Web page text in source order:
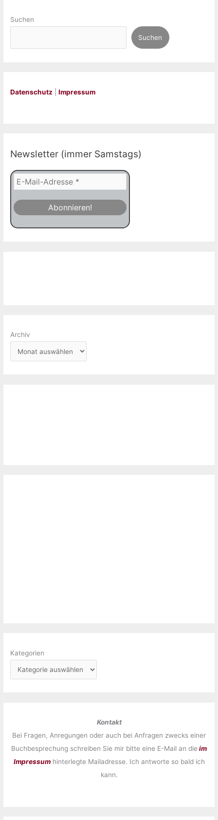
Suchen
Suchen
Datenschutz |Impressum
Newsletter (immer Samstags)
Archiv
Kategorien
Kontakt
Bei Fragen, Anregungen oder auch bei Anfragen zwecks einer
Buchbesprechung schreiben Sie mir bitte eine E-Mail an die im
Impressumhinterlegte Mailadresse. Ich antworte so bald ich
kann.